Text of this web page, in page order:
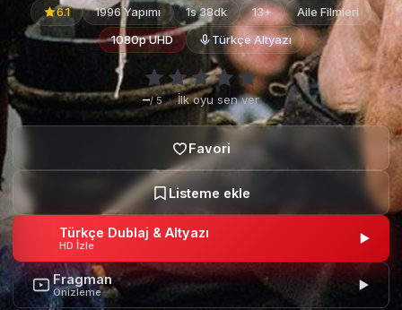
6.1 1996 Yapımı 1s 38dk 13+
Aile Filmleri
1080p UHD
Türkçe Altyazı
–/ 5 · İlk oyu sen ver
Türkçe Dublaj & Altyazı
HD İzle
Fragman
Önizleme